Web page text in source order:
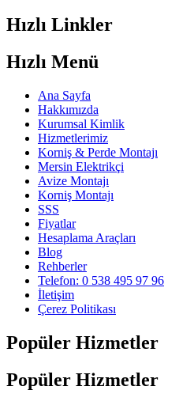
Hızlı Linkler
Hızlı Menü
Ana Sayfa
Hakkımızda
Kurumsal Kimlik
Hizmetlerimiz
Korniş & Perde Montajı
Mersin Elektrikçi
Avize Montajı
Korniş Montajı
SSS
Fiyatlar
Hesaplama Araçları
Blog
Rehberler
Telefon: 0 538 495 97 96
İletişim
Çerez Politikası
Popüler Hizmetler
Popüler Hizmetler